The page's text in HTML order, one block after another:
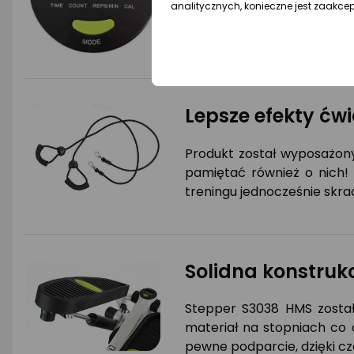
(góra, dół). Trening
Lepsze efekty
Produkt został
pamiętać również o nich!
treningu jednocześnie
Solidna
Stepper S3038 HMS
materiał na stopniach
pewne podparcie, dzięki
analitycznych, konieczne jest